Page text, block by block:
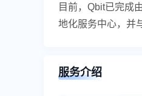
目前，Qbit已完成
地化服务中心，并
服务介绍